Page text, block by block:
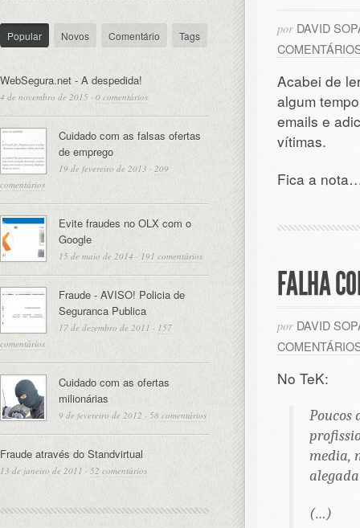
por DAVID
Acabei de
algum
emails e
vítimas.
Fica a
FALHA
por DAVID
No TeK:
Poucos
media,
(…)
Popular Novos Comentário Tags
WebSegura.net - A despedida!
4 de novembro de 2015 · 0 comentários
Cuidado com as falsas ofertas
de emprego
19 de fevereiro de 2013 · 209
comentários
Evite fraudes no OLX com o
Google
15 de maio de 2014 · 191 comentários
Fraude - AVISO! Policia de
Seguranca Publica
17 de dezembro de 2011 · 157
comentários
Cuidado com as ofertas
milionárias
9 de fevereiro de 2012 · 58 comentários
Fraude através do Standvirtual
13 de janeiro de 2011 · 52 comentários